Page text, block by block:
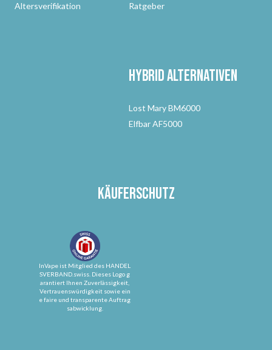
Altersverifikation
Ratgeber
Hybrid Alternativen
Lost Mary BM6000
Elfbar AF5000
Käuferschutz
InVape ist Mitglied des HANDEL
SVERBAND.swiss. Dieses Logo g
arantiert Ihnen Zuverlässigkeit,
Vertrauenswürdigkeit sowie ein
e faire und transparente Auftrag
sabwicklung.